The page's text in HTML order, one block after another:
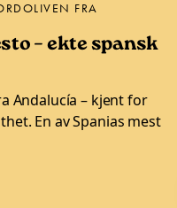
FRA
– ekte spansk
Andalucía – kjent for
En av Spanias mest